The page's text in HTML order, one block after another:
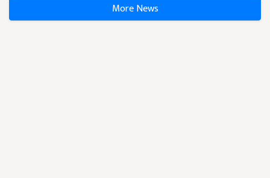
More News